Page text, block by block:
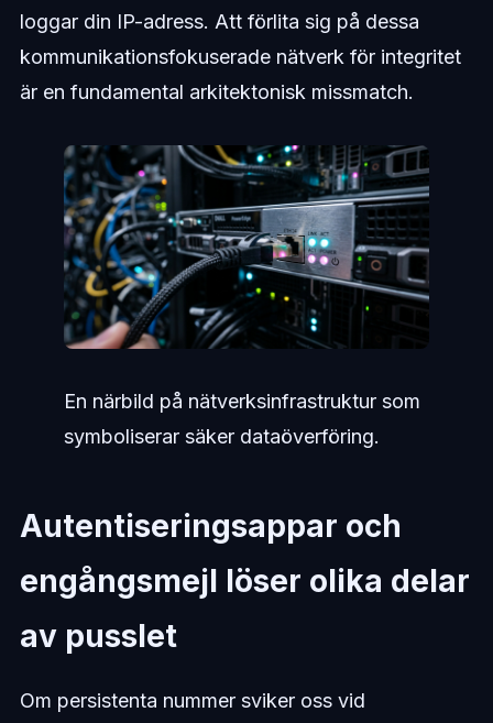
loggar din IP-adress. Att förlita sig på dessa
kommunikationsfokuserade nätverk för integritet
är en fundamental arkitektonisk missmatch.
En närbild på nätverksinfrastruktur som
symboliserar säker dataöverföring.
Autentiseringsappar och
engångsmejl löser olika delar
av pusslet
Om persistenta nummer sviker oss vid